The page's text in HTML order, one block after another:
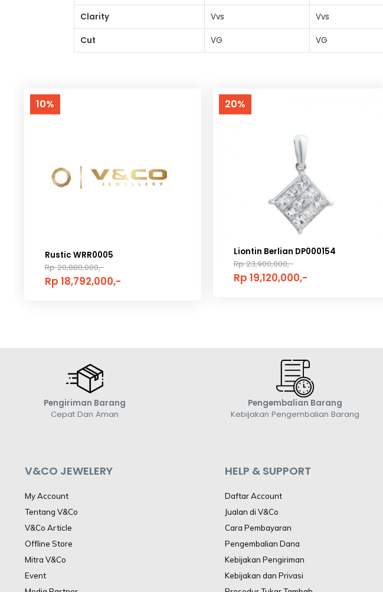
Clarity Vvs Vvs
Cut VG VG
10%
Rustic WRR0005
Rp 20,880,000,-
Rp 18,792,000,-
20%
Liontin Berlian DP000154
Rp 23,900,000,-
Rp 19,120,000,-
Pengiriman Barang
Cepat Dan Aman
Pengembalian Barang
Kebijakan Pengembalian Barang
V&CO JEWELERY
My Account
Tentang V&Co
V&Co Article
Offline Store
Mitra V&Co
Event
HELP & SUPPORT
Daftar Account
Jualan di V&Co
Cara Pembayaran
Pengembalian Dana
Kebijakan Pengiriman
Kebijakan dan Privasi